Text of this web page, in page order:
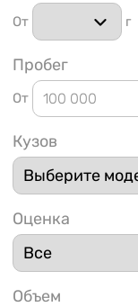
91
От г
Пробег
От
Кузов
Оценка
Объем